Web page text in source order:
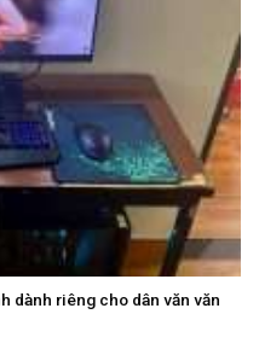
dành riêng cho dân văn văn